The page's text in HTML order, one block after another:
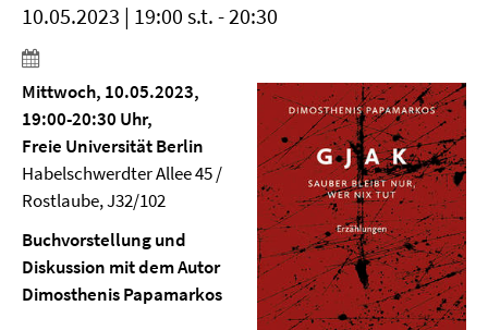
10.05.2023 | 19:00 s.t. - 20:30
Mittwoch, 10.05.2023,
19:00-20:30 Uhr,
Freie Universität Berlin
Habelschwerdter Allee 45 /
Rostlaube, J32/102
Buchvorstellung und
Diskussion mit dem Autor
Dimosthenis Papamarkos